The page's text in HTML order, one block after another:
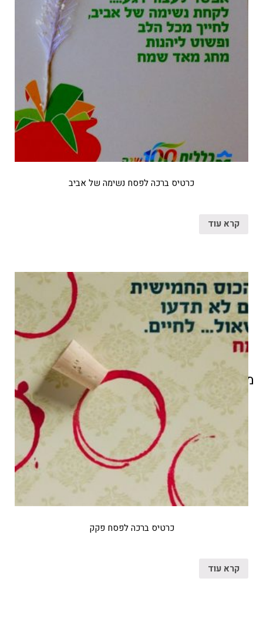
מוצרים קשורים
כרטיס ברכה לפסח נשימה של אביב
קרא עוד
כרטיס ברכה לפסח פקק
קרא עוד